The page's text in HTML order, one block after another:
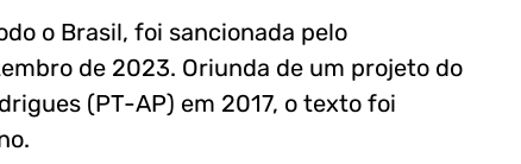
o Brasil, foi sancionada pelo
de 2023. Oriunda de um projeto do
(PT-AP) em 2017, o texto foi